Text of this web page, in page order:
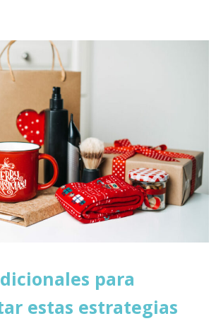
para
estas estrategias